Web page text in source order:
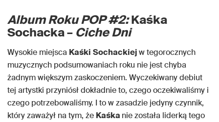
Album Roku POP #2:Kaśka
Sochacka – Ciche Dni
Wysokie miejsca Kaśki Sochackiejw tegorocznych
muzycznych podsumowaniach roku nie jest chyba
żadnym większym zaskoczeniem. Wyczekiwany debiut
tej artystki przyniósł dokładnie to, czego oczekiwaliśmy i
czego potrzebowaliśmy. I to w zasadzie jedyny czynnik,
który zaważył na tym, że Kaśka nie została liderką tego